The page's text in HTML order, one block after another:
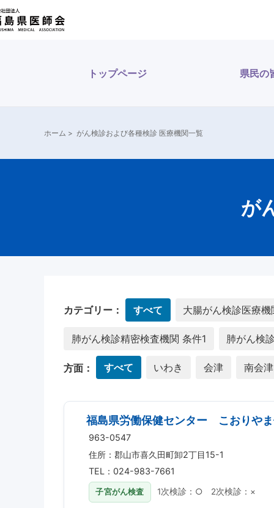
内
容
トップページ 県民の
ホーム > がん検診および各種検診 医療機関一覧
が
カテゴリー： すべて 大腸がん検診医療機
肺がん検診精密検査機関 条件1 肺がん検
方面： すべて いわき 会津 南会津
福島県労働保健センター こおりや
963-0547
住所：郡山市喜久田町卸2丁目15-1
TEL：024-983-7661
子宮がん検査 1次検診：○ 2次検診：×